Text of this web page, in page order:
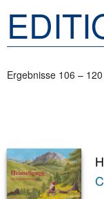
Ergebnisse 106 –